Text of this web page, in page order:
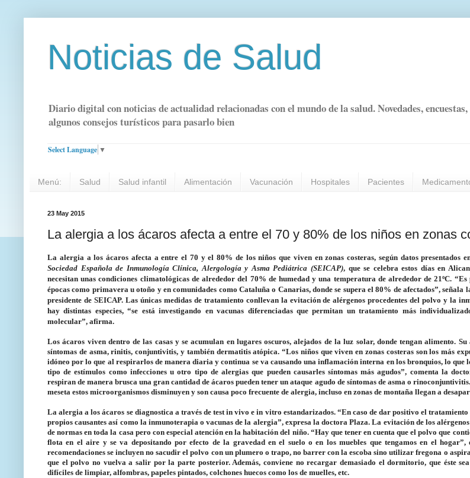
Noticias de Salud
Diario digital con noticias de actualidad relacionadas con el mundo de la salud. Novedades,
algunos consejos turísticos para pasarlo bien
Select Language ▼
Menú: Salud Salud infantil Alimentación Vacunación Hospitales Pacientes
23 May 2015
La alergia a los ácaros afecta a entre el 70 y 80% de los niños en zonas
La alergia a los ácaros afecta a entre el 70 y el 80% de los niños que viven en zonas costeras, según datos presentados
Sociedad Española de Inmunología Clínica, Alergología y Asma Pediátrica (SEICAP), que se celebra estos días en
necesitan unas condiciones climatológicas de alrededor del 70% de humedad y una temperatura de alrededor de 21ºC. “Es
épocas como primavera u otoño y en comunidades como Cataluña o Canarias, donde se supera el 80% de afectados”,
presidente de SEICAP. Las únicas medidas de tratamiento conllevan la evitación de alérgenos procedentes del polvo y la
hay distintas especies, “se está investigando en vacunas diferenciadas que permitan un tratamiento más
molecular”, afirma.
Los ácaros viven dentro de las casas y se acumulan en lugares oscuros, alejados de la luz solar, donde tengan alimento.
síntomas de asma, rinitis, conjuntivitis, y también dermatitis atópica. “Los niños que viven en zonas costeras son los más
idóneo por lo que al respirarlos de manera diaria y continua se va causando una inflamación interna en los bronquios, lo que
tipo de estímulos como infecciones u otro tipo de alergias que pueden causarles síntomas más agudos”, comenta la
respiran de manera brusca una gran cantidad de ácaros pueden tener un ataque agudo de síntomas de asma o
meseta estos microorganismos disminuyen y son causa poco frecuente de alergia, incluso en zonas de montaña llegan a
La alergia a los ácaros se diagnostica a través de test in vivo e in vitro estandarizados. “En caso de dar positivo el
propios causantes así como la inmunoterapia o vacunas de la alergia”, expresa la doctora Plaza. La evitación de los
de normas en toda la casa pero con especial atención en la habitación del niño. “Hay que tener en cuenta que el polvo que
flota en el aire y se va depositando por efecto de la gravedad en el suelo o en los muebles que tengamos en el
recomendaciones se incluyen no sacudir el polvo con un plumero o trapo, no barrer con la escoba sino utilizar fregona o
que el polvo no vuelva a salir por la parte posterior. Además, conviene no recargar demasiado el dormitorio, que éste
difíciles de limpiar, alfombras, papeles pintados, colchones huecos como los de muelles, etc.